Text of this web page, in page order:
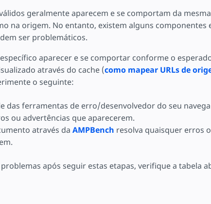
geralmente aparecem e se comportam da
na origem. No entanto, existem alguns componentes
ser problemáticos.
aparecer e se comportar conforme o
através do cache (como mapear URLs de
o seguinte:
das ferramentas de erro/desenvolvedor do seu
ou advertências que aparecerem.
através da AMPBench resolva quaisquer erros
após seguir estas etapas, verifique a tabela